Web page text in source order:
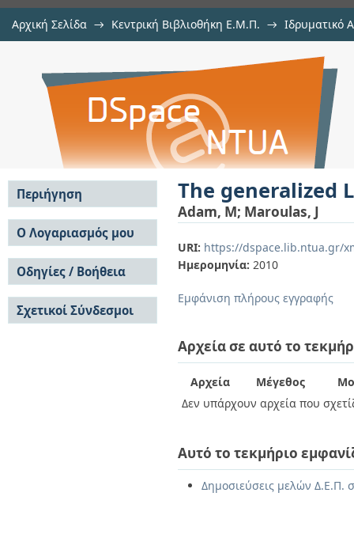
Αρχική Σελίδα → Κεντρική Βιβλιοθήκη Ε.Μ.Π. → Ιδρυματικό
The generalized Levinger
The generalized
Adam, M; Maroulas, J
URI: https://dspace.lib.ntua.gr/
Ημερομηνία: 2010
Εμφάνιση πλήρους εγγραφής
Αρχεία σε αυτό το
Αρχεία Μέγεθος
Δεν υπάρχουν αρχεία που
Αυτό το τεκμήριο
Δημοσιεύσεις μελών Δ.Ε.Π.
Περιήγηση
Σε όλο το DSpace
Κοινότητες & Συλλογές
Ανά Ημερομηνία
Έκδοσης
Συγγραφείς
Τίτλοι
Θέματα
Ο Λογαριασμός μου
Σύνδεση
Εγγραφή
Οδηγίες / Βοήθεια
Οδηγίες Υποβολής
Οδηγίες Χρήσης ΙΑ
Συχνές Ερωτήσεις
Σχετικοί Σύνδεσμοι